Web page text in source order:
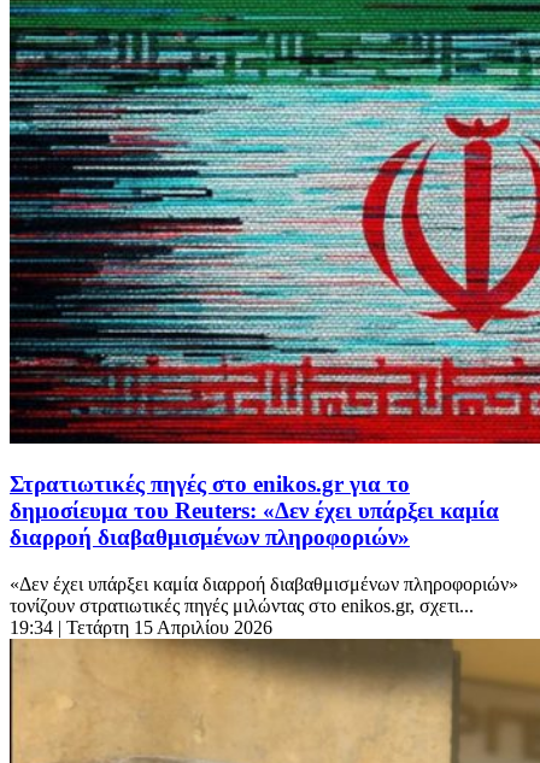
Στρατιωτικές πηγές στο enikos.gr για το
δημοσίευμα του Reuters: «Δεν έχει υπάρξει καμία
διαρροή διαβαθμισμένων πληροφοριών»
«Δεν έχει υπάρξει καμία διαρροή διαβαθμισμένων πληροφοριών»
τονίζουν στρατιωτικές πηγές μιλώντας στο enikos.gr, σχετι...
19:34 | Τετάρτη 15 Απριλίου 2026